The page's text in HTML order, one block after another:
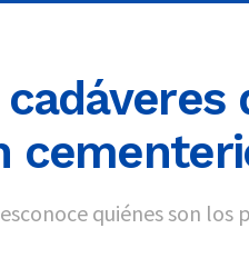
quiénes son los